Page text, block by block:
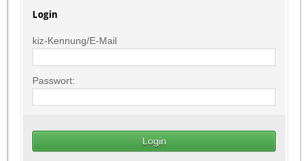
Login
kiz-Kennung/E-Mail
Passwort: